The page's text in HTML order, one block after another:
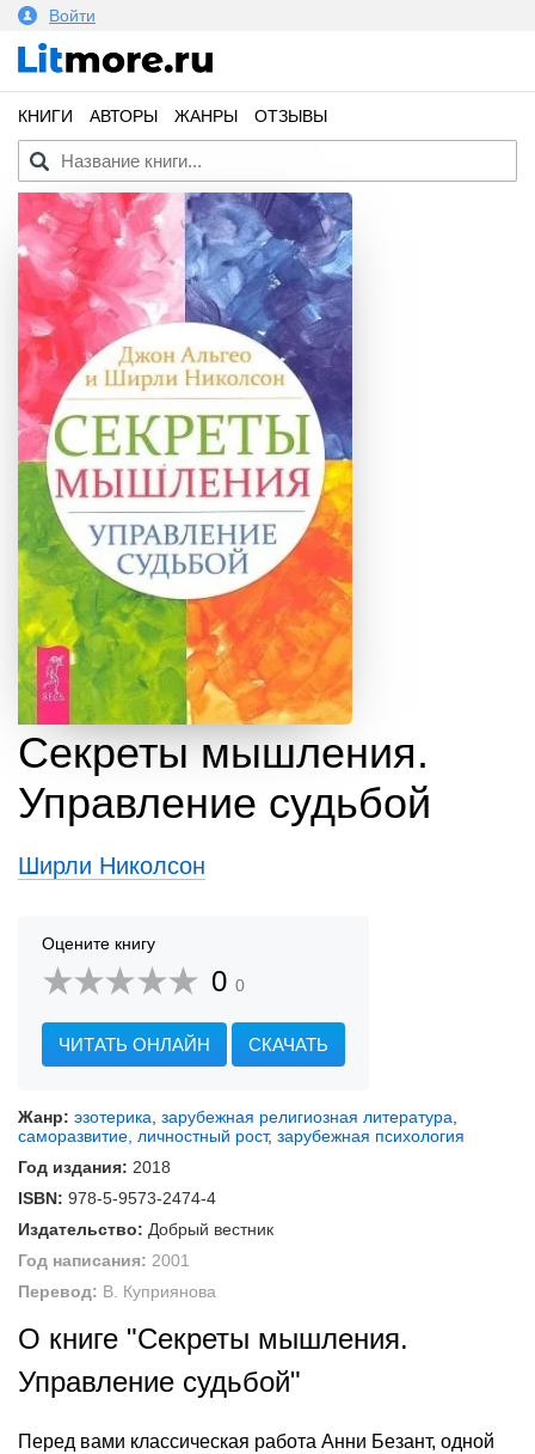
Войти
КНИГИ АВТОРЫ ЖАНРЫ ОТЗЫВЫ
Секреты мышления.
Управление судьбой
Ширли Николсон
Оцените книгу
0 0
ЧИТАТЬ ОНЛАЙН СКАЧАТЬ
Жанр: эзотерика, зарубежная религиозная литература,
саморазвитие, личностный рост, зарубежная психология
Год издания: 2018
ISBN: 978-5-9573-2474-4
Издательство: Добрый вестник
Год написания: 2001
Перевод: В. Куприянова
О книге "Секреты мышления.
Управление судьбой"
Перед вами классическая работа Анни Безант, одной